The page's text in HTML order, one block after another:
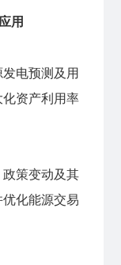
用
电预测及用
资产利用率
政策变动及其
化能源交易